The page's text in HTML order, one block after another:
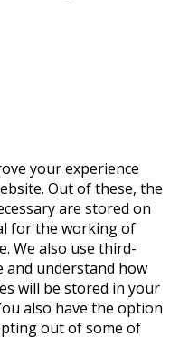
your experience
Out of these, the
are stored on
for the working of
We also use third-
and understand how
will be stored in your
also have the option
out of some of